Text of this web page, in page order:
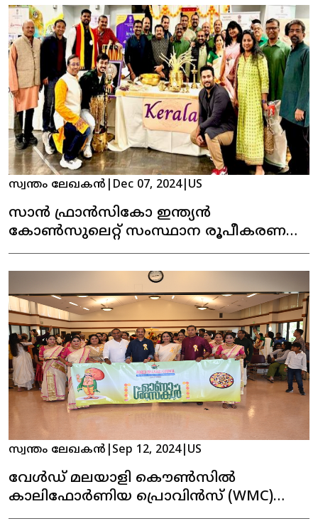
സ്വന്തം ലേഖകൻ Dec 07, 2024| US
സാൻ ഫ്രാൻസികോ ഇന്ത്യൻ
കോൺസുലെറ്റ് സംസ്ഥാന രൂപീകരണ
ദിനമാഘോഷിച്ചു
സ്വന്തം ലേഖകൻ Sep 12, 2024| US
വേൾഡ് മലയാളി കൌൺസിൽ
കാലിഫോർണിയ പ്രൊവിൻസ് (WMC)
കന്നി ഓണാഘോഷം